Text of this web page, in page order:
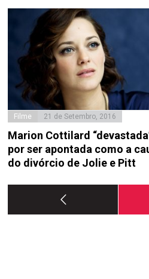
Filme 21 de Setembro, 2016
Marion Cottilard
por ser apontada como a
do divórcio de Jolie e Pitt
Paginação
dos